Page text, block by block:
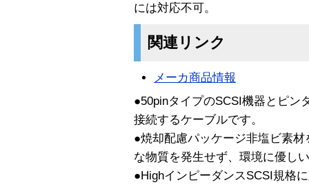
には対応不可。
関連リンク
メーカ商品情報
●50pinタイプのSCSI機器とピン
接続するケーブルです。
●焼却配慮パッケージ非塩ビ素
な物質を発生せず、環境に優し
●HighインピーダンスSCSI規格